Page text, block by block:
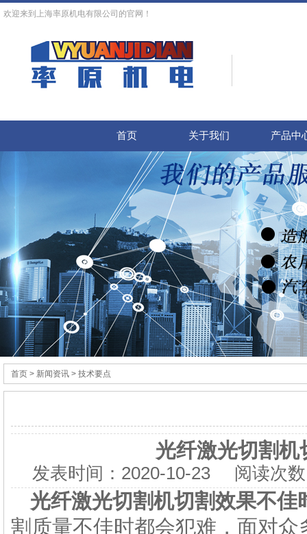
欢迎来到上海率原机电有限公司的官网！
首页 关于我们 产品中
首页 > 新闻资讯 > 技术要点
光纤激光切割
发表时间： 2020-10-23阅读次数
光纤激光切割机切割效果不佳
割质量不佳时都会犯难，面对